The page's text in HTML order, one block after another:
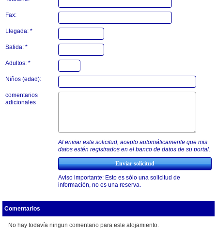
Fax:
Llegada: *
Salida: *
Adultos: *
Niños (edad):
comentarios
adicionales
Al enviar esta solicitud, acepto automáticamente que mis
datos estén registrados en el banco de datos de su portal.
Aviso importante: Esto es sólo una solicitud de
información, no es una reserva.
Comentarios
No hay todavía ningun comentario para este alojamiento.